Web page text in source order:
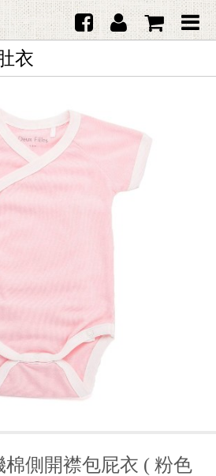
衣
棉側開襟包屁衣 (粉色